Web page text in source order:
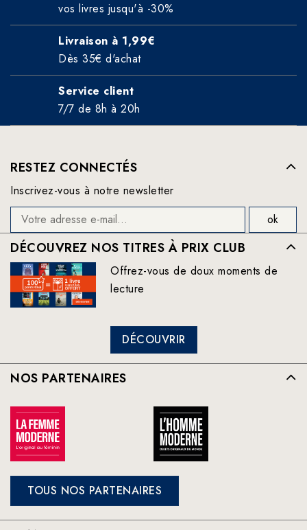
vos livres jusqu'à -30%
Livraison à 1,99€
Dès 35€ d'achat
Service client
7/7 de 8h à 20h
RESTEZ CONNECTÉS
Inscrivez-vous à notre newsletter
DÉCOUVREZ NOS TITRES À PRIX CLUB
Offrez-vous de doux moments de
lecture
DÉCOUVRIR
NOS PARTENAIRES
TOUS NOS PARTENAIRES